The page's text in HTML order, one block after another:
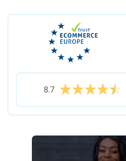
8.7